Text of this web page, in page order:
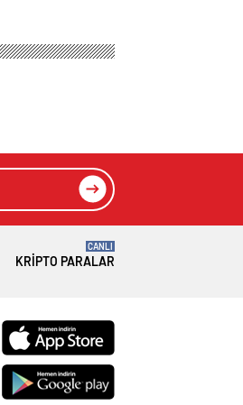
KRIPTO PARALAR
CANLI